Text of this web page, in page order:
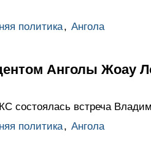
политика, Ангола
Анголы Жоау
состоялась встреча
политика, Ангола